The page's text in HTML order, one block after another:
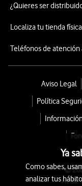
¿Quieres ser
Localiza tu tienda física
Teléfonos de
Aviso Legal
Política
©
Ya
Como sabes,
analizar tus